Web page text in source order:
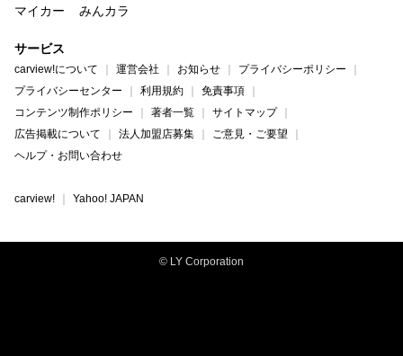
マイカー
みんカラ
サービス
carview!について 運営会社 お知らせ
プライバシーポリシー
プライバシーセンター
利用規約
免責事項
コンテンツ制作ポリシー
著者一覧
サイトマップ
広告掲載について
法人加盟店募集
ご意見・ご要望
ヘルプ・お問い合わせ
carview! Yahoo! JAPAN
© LY Corporation